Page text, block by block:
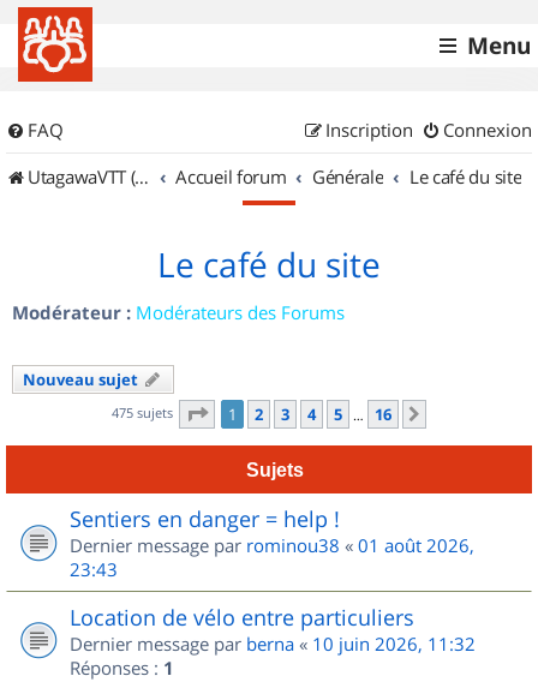
Menu
FAQ Connexion
Inscription
UtagawaVTT (Randos VTT et VTTAE avec traces GPS)
Accueil forum Générale Le café du site
Le café du site
Modérateur : Modérateurs des Forums
Nouveau sujet
475 sujets Page 1sur
1 2 3 4 5 … 16
Sujets
Sentiers en danger = help !
Dernier message par rominou38 « 01 août 2026,
23:43
Location de vélo entre particuliers
Dernier message par berna « 10 juin 2026, 11:32
Réponses : 1